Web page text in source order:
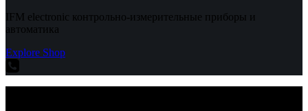
IFM electronic контрольно-измерительные приборы и
автоматика
Explore Shop